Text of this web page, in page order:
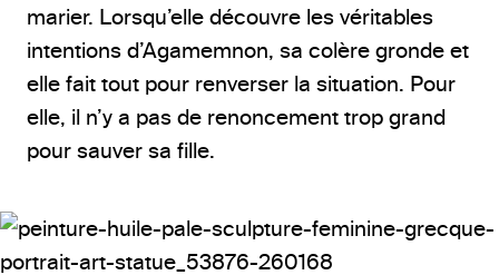
marier. Lorsqu’elle découvre les véritables
intentions d’Agamemnon, sa colère gronde et
elle fait tout pour renverser la situation. Pour
elle, il n’y a pas de renoncement trop grand
pour sauver sa fille.